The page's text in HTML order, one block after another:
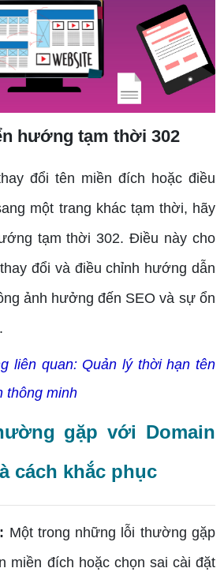
hướng tạm thời 302
đổi tên miền đích hoặc điều
một trang khác tạm thời, hãy
tạm thời 302. Điều này cho
đổi và điều chỉnh hướng dẫn
ảnh hưởng đến SEO và sự ổn
liên quan: Quản lý thời hạn tên
thông minh
gặp với Domain
cách khắc phục
Một trong những lỗi thường gặp
miền đích hoặc chọn sai cài đặt